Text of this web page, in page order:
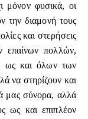
μόνον φυσικά, οι
την διαμονή τους
και στερήσεις
επαίνων πολλών,
ως και όλων των
να στηρίζουν και
μας σύνορα, αλλά
ως και επιπλέον